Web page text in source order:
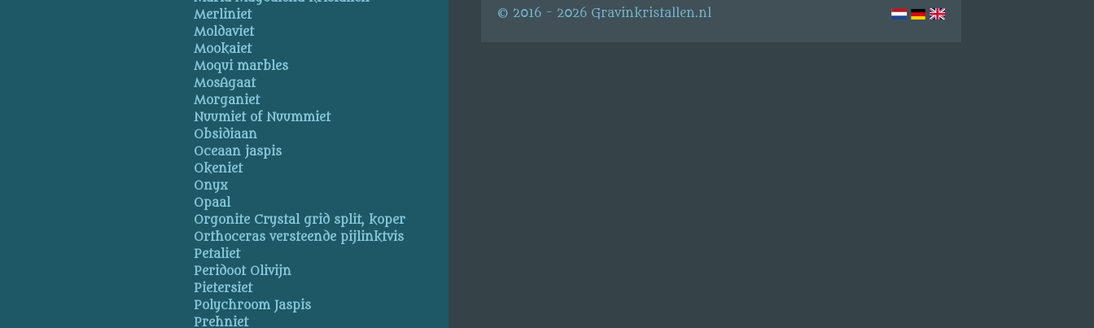
© 2016 - 2026 Gravinkristallen.nl
Merliniet
Moldaviet
Mookaiet
Moqui marbles
MosAgaat
Morganiet
Nuumiet of Nuummiet
Obsidiaan
Oceaan jaspis
Okeniet
Onyx
Opaal
Orgonite Crystal grid split, koper
Orthoceras versteende pijlinktvis
Petaliet
Peridoot Olivijn
Pietersiet
Polychroom Jaspis
Prehniet